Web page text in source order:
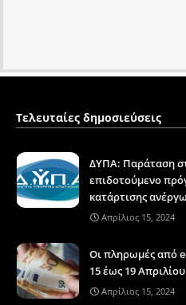
Τελευταίες δημοσιεύσεις
ΔΥΠΑ: Παράταση
επιδοτούμενο
κατάρτισης
Απρίλιος 15, 2024
Οι πληρωμές από
15 έως 19 Απριλίου
Απρίλιος 15, 2024